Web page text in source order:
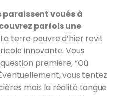
voués à
parfois une
La terre pauvre d’hier revit
innovante. Vous
première, “Où
vous tentez
mais la réalité tangue